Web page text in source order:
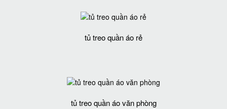
tủ treo quần áo rẻ
tủ treo quần áo văn phòng